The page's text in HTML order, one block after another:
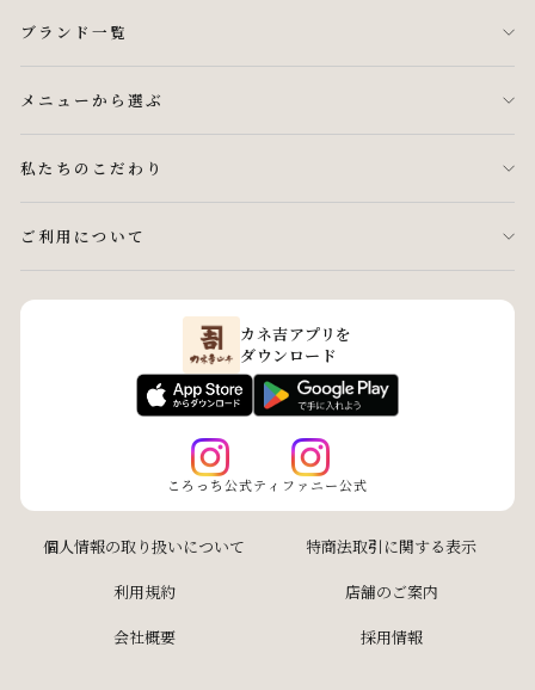
ブランド一覧
メニューから選ぶ
私たちのこだわり
ご利用について
カネ吉アプリを
ダウンロード
ころっち公式ティファニー公式
個人情報の取り扱いについて
特商法取引に関する表示
利用規約
店舗のご案内
会社概要
採用情報